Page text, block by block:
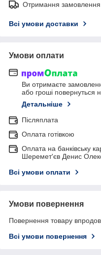
Отримання замовлення
Всі умови доставки
Умови оплати
Ви отримаєте
або гроші повернуться
Детальніше
Післяплата
Оплата готівкою
Оплата на банківську
Шеремет'єв Денис
Всі умови оплати
Умови повернення
Повернення товару
Всі умови повернення